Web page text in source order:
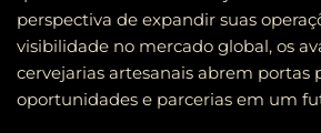
perspectiva de expandir suas
visibilidade no mercado global, os
cervejarias artesanais abrem portas
oportunidades e parcerias em um